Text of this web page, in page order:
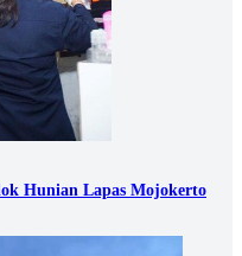
Hunian Lapas Mojokerto